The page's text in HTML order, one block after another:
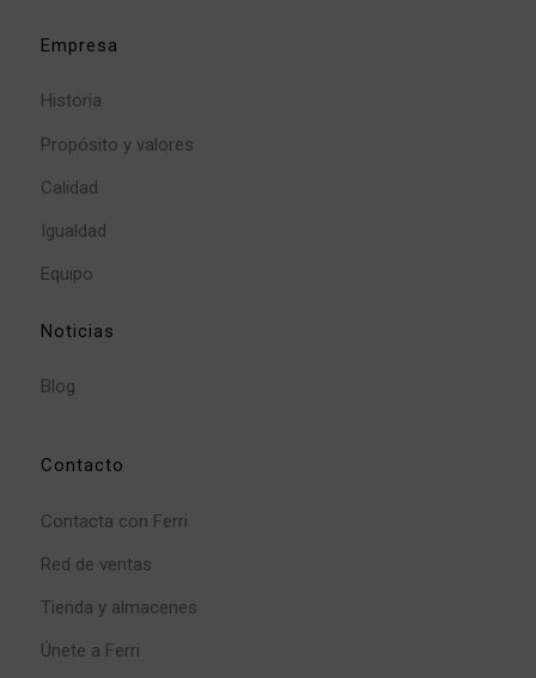
Empresa
Historia
Propósito y valores
Calidad
Igualdad
Equipo
Noticias
Blog
Contacto
Contacta con Ferri
Red de ventas
Tienda y almacenes
Únete a Ferri